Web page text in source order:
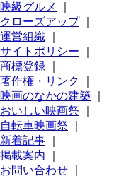
映級グルメ
クローズアップ｜
運営組織
サイトポリシー
商標登録
著作権・リンク
映画のなかの建築
おいしい映画祭
自転車映画祭
新着記事
掲載案内
お問い合わせ